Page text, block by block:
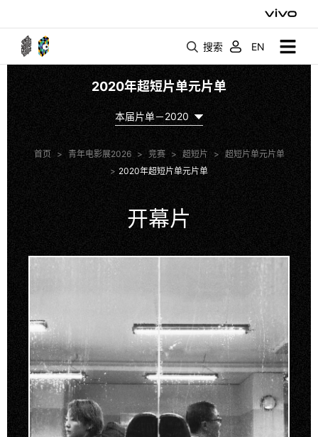
搜索 EN
2020年超短片单元片单
本届片单－2020
首页 > 青年电影展2026 > 竞赛 > 超短片 > 超短片单元片单
> 2020年超短片单元片单
开幕片